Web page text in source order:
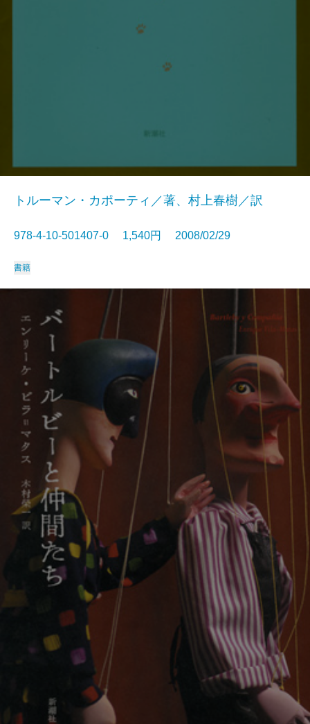
トルーマン・カポーティ／著、村上春樹／訳
978-4-10-501407-0 1,540円 2008/02/29
書籍